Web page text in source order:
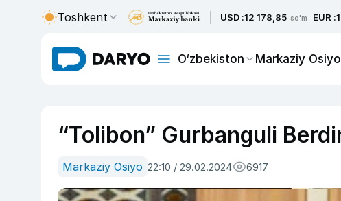
Toshkent USD :12 178,85 so'm EUR :
O‘zbekiston Markaziy Osiyo
“Tolibon” Gurbanguli
Markaziy Osiyo 22:10 / 29.02.2024 6917